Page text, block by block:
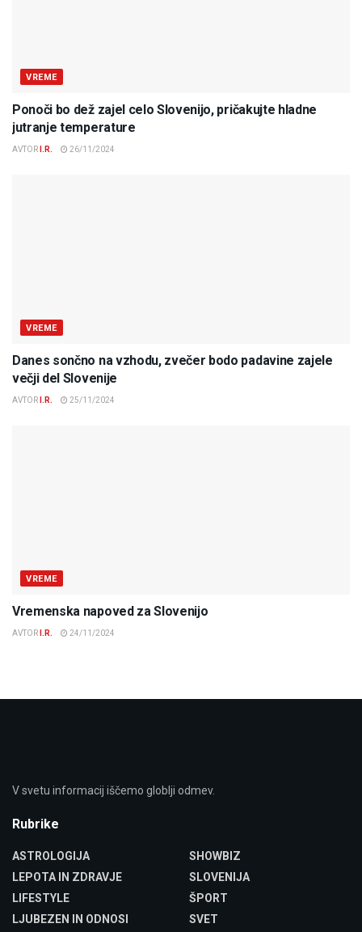
VREME
Ponoči bo dež zajel celo Slovenijo, pričakujte hladne
jutranje temperature
AVTOR I.R. 26/11/2024
VREME
Danes sončno na vzhodu, zvečer bodo padavine zajele
večji del Slovenije
AVTOR I.R. 25/11/2024
VREME
Vremenska napoved za Slovenijo
AVTOR I.R. 24/11/2024
V svetu informacij iščemo globlji odmev.
Rubrike
ASTROLOGIJA
LEPOTA IN ZDRAVJE
LIFESTYLE
LJUBEZEN IN ODNOSI
SHOWBIZ
SLOVENIJA
ŠPORT
SVET